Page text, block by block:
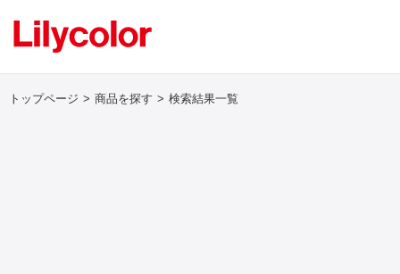
トップページ 商品を探す 検索結果一覧